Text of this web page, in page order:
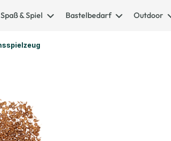
Spaß & Spiel Bastelbedarf Outdoor